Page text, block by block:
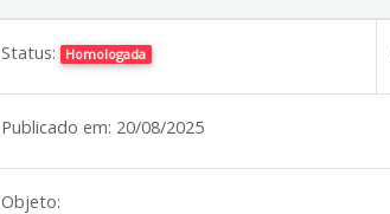
Status: Homologada
Publicado em: 20/08/2025
Objeto: